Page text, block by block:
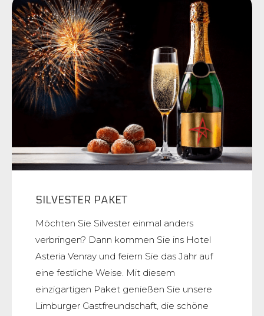
SILVESTER PAKET
Möchten Sie Silvester einmal anders
verbringen? Dann kommen Sie ins Hotel
Asteria Venray und feiern Sie das Jahr auf
eine festliche Weise. Mit diesem
einzigartigen Paket genießen Sie unsere
Limburger Gastfreundschaft, die schöne